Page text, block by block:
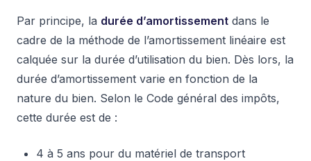
Par principe, la durée d’amortissement dans le
cadre de la méthode de l’amortissement linéaire est
calquée sur la durée d’utilisation du bien. Dès lors, la
durée d’amortissement varie en fonction de la
nature du bien. Selon le Code général des impôts,
cette durée est de :
4 à 5 ans pour du matériel de transport